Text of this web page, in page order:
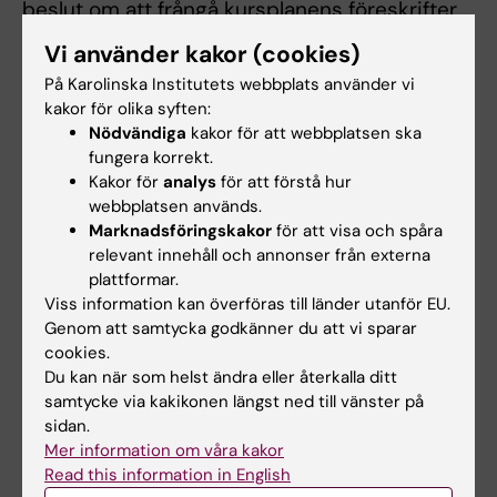
beslut om att frångå kursplanens föreskrifter
om examinationsform, antal
examinationstillfällen, möjlighet till
komplettering eller undantag från
obligatoriska utbildningsmoment, m.m.
Innehåll och lärandemål samt nivån på
förväntade färdigheter, kunskaper och
förmågor får inte ändras, tas bort eller sänkas.
Övergångsbestämmelser
Examination kommer att tillhandahållas under
en tid av två år efter en eventuell nedläggning
av kursen. Examination kan ske enligt tidigare
litteraturlista under en tid av ett år efter den
tidpunkt då en förnyelse av litteraturlistan
Vi använder kakor (cookies)
På Karolinska Institutets webbplats använder vi
kakor för olika syften:
Nödvändiga kakor för att webbplatsen ska
fungera korrekt.
Kakor för analys för att förstå hur
webbplatsen används.
Marknadsföringskakor för att visa och spåra
relevant innehåll och annonser från externa
plattformar.
Viss information kan överföras till länder utanför EU.
Genom att samtycka godkänner du att vi sparar
cookies.
Du kan när som helst ändra eller återkalla ditt
samtycke via kakikonen längst ned till vänster på
sidan.
Mer information om våra kakor
Read this information in English